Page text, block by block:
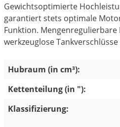
Gewichtsoptimierte
garantiert stets optimale
Funktion.
werkzeuglose
Hubraum (in cm³):
Kettenteilung (in "):
Klassifizierung: